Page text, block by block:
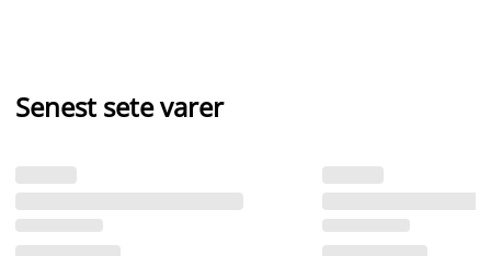
Senest sete varer